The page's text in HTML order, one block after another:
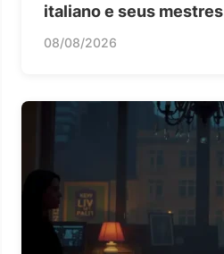
italiano e seus mestres
08/08/2026